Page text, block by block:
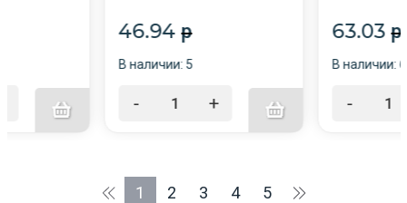
46.94 p
В наличии: 5
- +
63.03 p
В наличии: 6
-
1 2 3 4 5